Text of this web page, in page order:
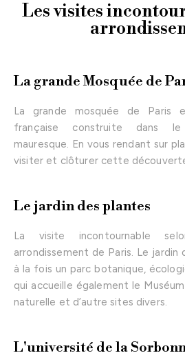
Les visites
La grande Mosquée de
La grande mosquée de Paris
française construite dans
mauresque. En vous rendant sur
visiter et clôturer cette
Le jardin des plantes
La visite incontournable
arrondissement de Paris. Le
à la fois un parc botanique,
qui accueille également le
naturelle et d’autre sites divers.
L'université de la